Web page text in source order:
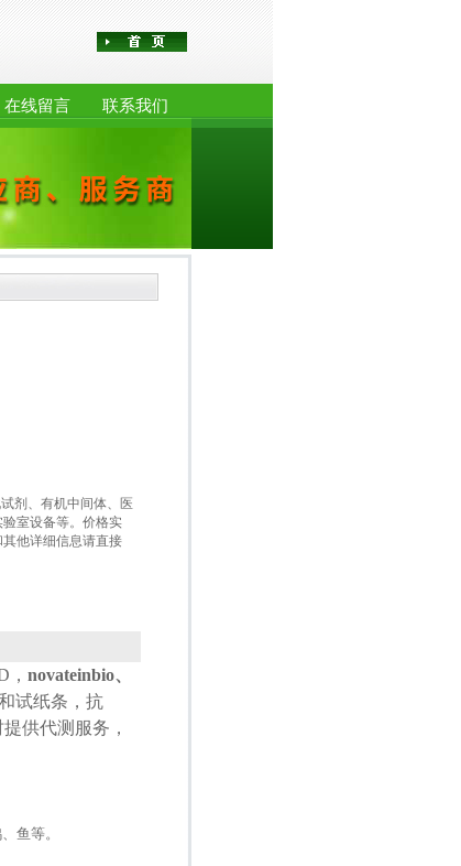
在线留言 联系我们
剂、有机中间体、医
室设备等。价格实
他详细信息请直接
， novateinbio、
试纸条，抗
供代测服务，
鱼等。